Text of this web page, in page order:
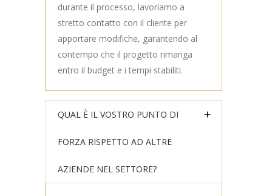
durante il processo, lavoriamo a
stretto contatto con il cliente per
apportare modifiche, garantendo al
contempo che il progetto rimanga
entro il budget e i tempi stabiliti.
QUAL È IL VOSTRO PUNTO DI
FORZA RISPETTO AD ALTRE
AZIENDE NEL SETTORE?